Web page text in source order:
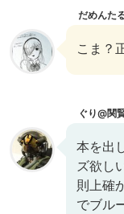
だめんた
こま？
ぐり@関
本を出
ズ欲し
則上確
でブル